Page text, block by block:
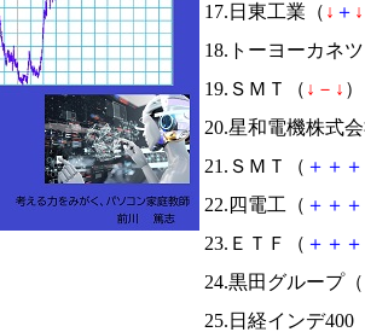
17.日東工業（ ↓ ＋ ↓
18.トーヨーカネ
19.ＳＭＴ（ ↓ － ↓
20.星和電機株式
21.ＳＭＴ（ ＋ ＋ ＋
22.四電工（ ＋ ＋ ＋
23.ＥＴＦ（ ＋ ＋ ＋
24.黒田グループ（
25.日経インデ400